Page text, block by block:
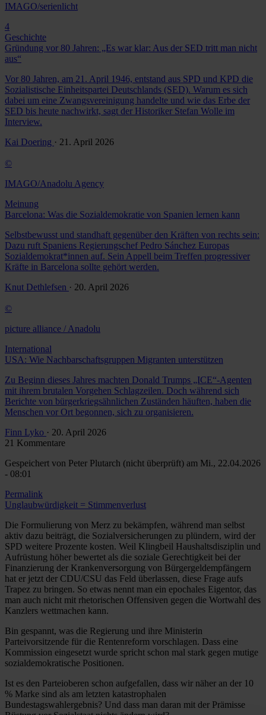
IMAGO/serienlicht
4
Geschichte
Gründung vor 80 Jahren: „Es war klar: Aus der SED tritt man nicht
aus“
Vor 80 Jahren, am 21. April 1946, entstand aus SPD und KPD die
Sozialistische Einheitspartei Deutschlands (SED). Warum es sich
dabei um eine Zwangsvereinigung handelte und wie das Erbe der
SED bis heute nachwirkt, sagt der Historiker Stefan Wolle im
Interview.
Kai Doering · 21. April 2026
©
IMAGO/Anadolu Agency
Meinung
Barcelona: Was die Sozialdemokratie von Spanien lernen kann
Selbstbewusst und standhaft gegenüber den Kräften von rechts sein:
Dazu ruft Spaniens Regierungschef Pedro Sánchez Europas
Sozialdemokrat*innen auf. Sein Appell beim Treffen progressiver
Kräfte in Barcelona sollte gehört werden.
Knut Dethlefsen · 20. April 2026
©
picture alliance / Anadolu
International
USA: Wie Nachbarschaftsgruppen Migranten unterstützen
Zu Beginn dieses Jahres machten Donald Trumps „ICE“-Agenten
mit ihrem brutalen Vorgehen Schlagzeilen. Doch während sich
Berichte von bürgerkriegsähnlichen Zuständen häuften, haben die
Menschen vor Ort begonnen, sich zu organisieren.
Finn Lyko · 20. April 2026
21 Kommentare
Gespeichert von Peter Plutarch (nicht überprüft) am Mi., 22.04.2026
- 08:01
Permalink
Unglaubwürdigkeit = Stimmenverlust
Die Formulierung von Merz zu bekämpfen, während man selbst
aktiv dazu beiträgt, die Sozialversicherungen zu plündern, wird der
SPD weitere Prozente kosten. Weil Klingbeil Haushaltsdisziplin und
Aufrüstung höher bewertet als die soziale Gerechtigkeit bei der
Finanzierung der Krankenversorgung von Bürgergeldempfängern
hat er jetzt der CDU/CSU das Feld überlassen, diese Frage aufs
Trapez zu bringen. So etwas nennt man ein epochales Eigentor, das
man auch nicht mit rhetorischen Offensiven gegen die Wortwahl des
Kanzlers wettmachen kann.
Bin gespannt, was die Regierung und ihre Ministerin
Parteivorsitzende für die Rentenreform vorschlagen. Dass eine
Kommission eingesetzt wurde spricht schon mal stark gegen mutige
sozialdemokratische Positionen.
Ist es den Parteioberen schon aufgefallen, dass wir näher an der 10
% Marke sind als am letzten katastrophalen
Bundestagswahlergebnis? Und dass man daran mit der Prämisse